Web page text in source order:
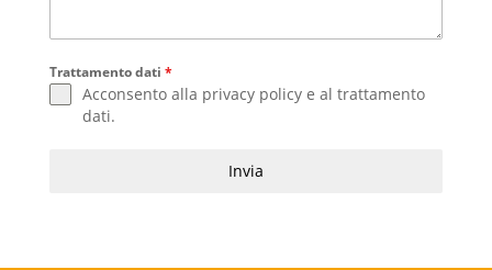
Trattamento dati *
Acconsento alla privacy policye al trattamento
dati.
Invia